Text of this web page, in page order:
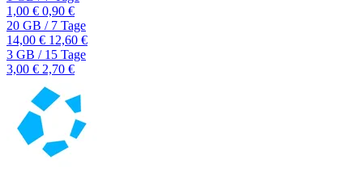
1,00 € 0,90 €
20 GB /7 Tage
14,00 € 12,60 €
3 GB /15 Tage
3,00 € 2,70 €